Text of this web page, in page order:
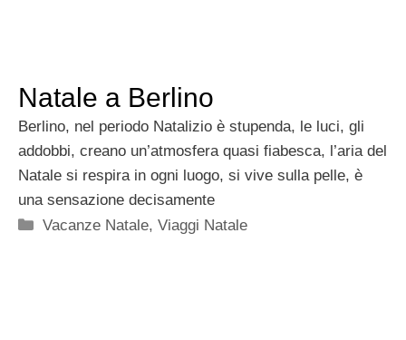
Natale a Berlino
Berlino, nel periodo Natalizio è stupenda, le luci, gli
addobbi, creano un’atmosfera quasi fiabesca, l’aria del
Natale si respira in ogni luogo, si vive sulla pelle, è
una sensazione decisamente
Categorie
Vacanze Natale,Viaggi Natale